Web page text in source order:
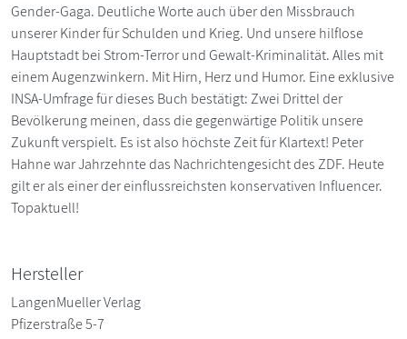
Gender-Gaga. Deutliche Worte auch über den Missbrauch
unserer Kinder für Schulden und Krieg. Und unsere hilflose
Hauptstadt bei Strom-Terror und Gewalt-Kriminalität. Alles mit
einem Augenzwinkern. Mit Hirn, Herz und Humor. Eine exklusive
INSA-Umfrage für dieses Buch bestätigt: Zwei Drittel der
Bevölkerung meinen, dass die gegenwärtige Politik unsere
Zukunft verspielt. Es ist also höchste Zeit für Klartext! Peter
Hahne war Jahrzehnte das Nachrichtengesicht des ZDF. Heute
gilt er als einer der einflussreichsten konservativen Influencer.
Topaktuell!
Hersteller
LangenMueller Verlag
Pfizerstraße 5-7